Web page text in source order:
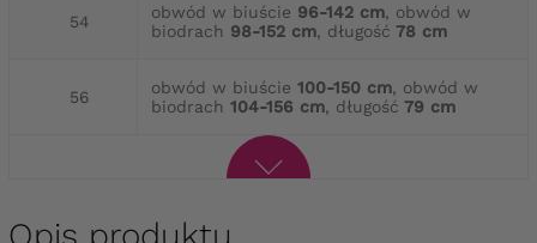
54 obwód w biuście 96-142 cm, obwód w
biodrach 98-152 cm, długość 78 cm
56 obwód w biuście 100-150 cm, obwód w
biodrach 104-156 cm, długość 79 cm
Opis produktu